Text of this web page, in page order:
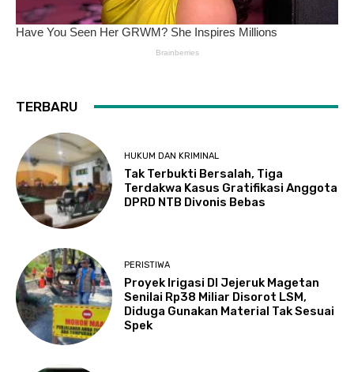
TERBARU
HUKUM DAN KRIMINAL
Tak Terbukti Bersalah, Tiga
Terdakwa Kasus Gratifikasi Anggota
DPRD NTB Divonis Bebas
PERISTIWA
Proyek Irigasi DI Jejeruk Magetan
Senilai Rp38 Miliar Disorot LSM,
Diduga Gunakan Material Tak Sesuai
Spek